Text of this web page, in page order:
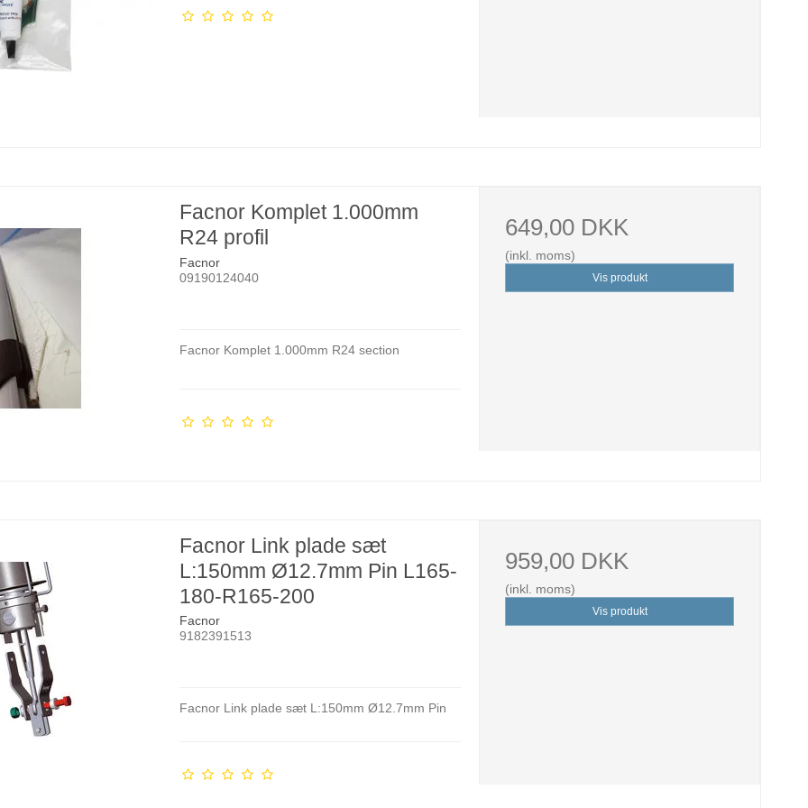
Facnor Komplet 1.000mm
R24 profil
Facnor
09190124040
Facnor Komplet 1.000mm R24 section
649,00 DKK
(inkl. moms)
Vis produkt
Facnor Link plade sæt
L:150mm Ø12.7mm Pin L165-
180-R165-200
Facnor
9182391513
Facnor Link plade sæt L:150mm Ø12.7mm Pin
959,00 DKK
(inkl. moms)
Vis produkt